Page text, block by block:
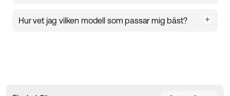
med både rammonterade och pakethållarmonterade
Hur vet jag vilken modell som passar mig bäst?